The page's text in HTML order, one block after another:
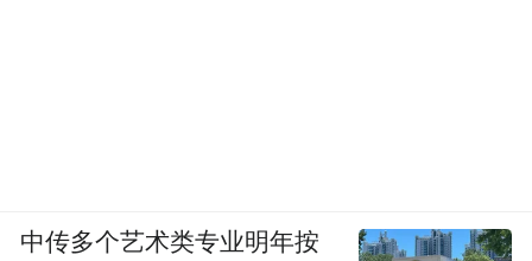
中传多个艺术类专业明年按